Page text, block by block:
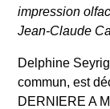
impression
Jean-Claude
Delphine
commun, est
DERNIERE A